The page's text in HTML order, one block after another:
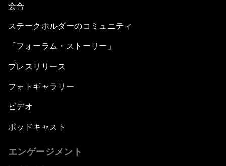
会合
ステークホルダーのコミュニティ
「フォーラム・ストーリー」
プレスリリース
フォトギャラリー
ビデオ
ポッドキャスト
エンゲージメント